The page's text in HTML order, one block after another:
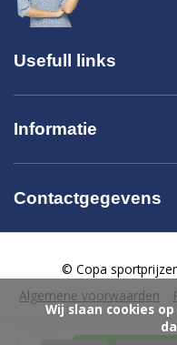
Usefull links
Informatie
Contactgegevens
Algemene voorwaarden
© Copa
            Wij slaan cookies op om onze website te verbeteren. Is